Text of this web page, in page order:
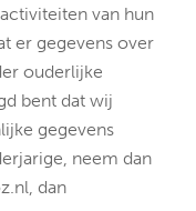
van hun
er gegevens over
ouderlijke
bent dat wij
gegevens
neem dan
dan